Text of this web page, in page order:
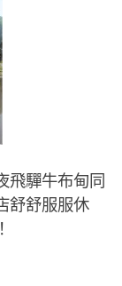
驒牛布甸同
舒舒服服休